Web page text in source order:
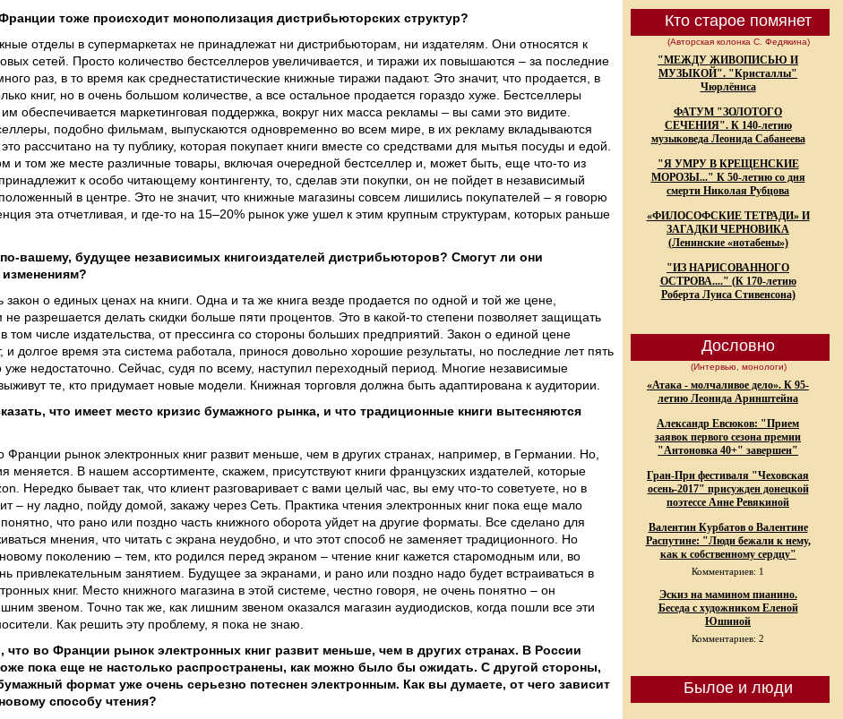
тоже происходит монополизация дистрибьюторских структур?
отделы в супермаркетах не принадлежат ни дистрибьюторам, ни издателям. Они относятся к
сетей. Просто количество бестселлеров увеличивается, и тиражи их повышаются – за последние
раз, в то время как среднестатистические книжные тиражи падают. Это значит, что продается, в
книг, но в очень большом количестве, а все остальное продается гораздо хуже. Бестселлеры
обеспечивается маркетинговая поддержка, вокруг них масса рекламы – вы сами это видите.
подобно фильмам, выпускаются одновременно во всем мире, в их рекламу вкладываются
рассчитано на ту публику, которая покупает книги вместе со средствами для мытья посуды и едой.
и том же месте различные товары, включая очередной бестселлер и, может быть, еще что-то из
к особо читающему контингенту, то, сделав эти покупки, он не пойдет в независимый
в центре. Это не значит, что книжные магазины совсем лишились покупателей – я говорю
эта отчетливая, и где-то на 15–20% рынок уже ушел к этим крупным структурам, которых раньше
вашему, будущее независимых книгоиздателей дистрибьюторов? Смогут ли они
закон о единых ценах на книги. Одна и та же книга везде продается по одной и той же цене,
разрешается делать скидки больше пяти процентов. Это в какой-то степени позволяет защищать
том числе издательства, от прессинга со стороны больших предприятий. Закон о единой цене
и долгое время эта система работала, принося довольно хорошие результаты, но последние лет пять
уже недостаточно. Сейчас, судя по всему, наступил переходный период. Многие независимые
те, кто придумает новые модели. Книжная торговля должна быть адаптирована к аудитории.
что имеет место кризис бумажного рынка, и что традиционные книги вытесняются
Франции рынок электронных книг развит меньше, чем в других странах, например, в Германии. Но,
меняется. В нашем ассортименте, скажем, присутствуют книги французских издателей, которые
Нередко бывает так, что клиент разговаривает с вами целый час, вы ему что-то советуете, но в
– ну ладно, пойду домой, закажу через Сеть. Практика чтения электронных книг пока еще мало
что рано или поздно часть книжного оборота уйдет на другие форматы. Все сделано для
мнения, что читать с экрана неудобно, и что этот способ не заменяет традиционного. Но
поколению – тем, кто родился перед экраном – чтение книг кажется старомодным или, во
привлекательным занятием. Будущее за экранами, и рано или поздно надо будет встраиваться в
книг. Место книжного магазина в этой системе, честно говоря, не очень понятно – он
звеном. Точно так же, как лишним звеном оказался магазин аудиодисков, когда пошли все эти
Как решить эту проблему, я пока не знаю.
во Франции рынок электронных книг развит меньше, чем в других странах. В России
пока еще не настолько распространены, как можно было бы ожидать. С другой стороны,
формат уже очень серьезно потеснен электронным. Как вы думаете, от чего зависит
способу чтения?
Кто старое помянет
(Авторская колонка С. Федякина)
"МЕЖДУ ЖИВОПИСЬЮ И
МУЗЫКОЙ". "Кристаллы"
Чюрлёниса
ФАТУМ "ЗОЛОТОГО
СЕЧЕНИЯ". К 140-летию
музыковеда Леонида Сабанеева
"Я УМРУ В КРЕЩЕНСКИЕ
МОРОЗЫ..." К 50-летию со дня
смерти Николая Рубцова
«ФИЛОСОФСКИЕ ТЕТРАДИ» И
ЗАГАДКИ ЧЕРНОВИКА
(Ленинские «нотабены»)
"ИЗ НАРИСОВАННОГО
ОСТРОВА...." (К 170-летию
Роберта Луиса Стивенсона)
Дословно
(Интервью, монологи)
«Атака - молчаливое дело». К 95-
летию Леонида Аринштейна
Александр Евсюков: "Прием
заявок первого сезона премии
"Антоновка 40+" завершен"
Гран-При фестиваля "Чеховская
осень-2017" присужден донецкой
поэтессе Анне Ревякиной
Валентин Курбатов о Валентине
Распутине: "Люди бежали к нему,
как к собственному сердцу"
Комментариев: 1
Эскиз на мамином пианино.
Беседа с художником Еленой
Юшиной
Комментариев: 2
Былое и люди